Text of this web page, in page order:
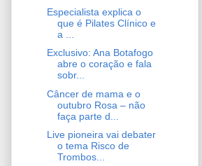
Especialista explica o
que é Pilates Clínico e
a ...
Exclusivo: Ana Botafogo
abre o coração e fala
sobr...
Câncer de mama e o
outubro Rosa – não
faça parte d...
Live pioneira vai debater
o tema Risco de
Trombos...